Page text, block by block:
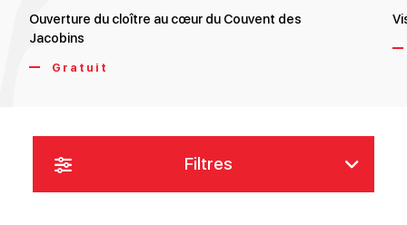
Ouverture du cloître au cœur du Couvent des
Jacobins
Gratuit
Filtres